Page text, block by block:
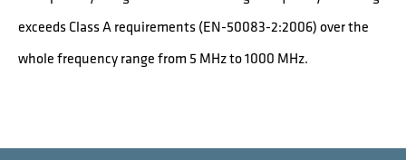
exceeds Class A requirements (EN-50083-2:2006) over the
whole frequency range from 5 MHz to 1000 MHz.